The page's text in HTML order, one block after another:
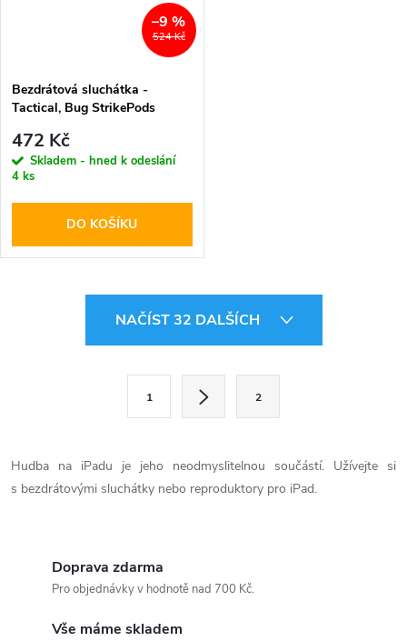
524 Kč
–9 %
Bezdrátová sluchátka -
Tactical, Bug StrikePods
472 Kč
Skladem - hned k odeslání
4 ks
DO KOŠÍKU
d
a
NAČÍST 32 DALŠÍCH
á
n
1 2
Hudba na iPadu je jeho neodmyslitelnou součástí. Užívejte si
s bezdrátovými sluchátky nebo reproduktory pro iPad.
Doprava zdarma
Pro objednávky v hodnotě nad 700 Kč.
Vše máme skladem